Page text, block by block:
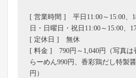
[ 営業時間 ] 平日11:00～15:00、
日・日曜日・祝日11:00～15:00、
[ 定休日 ] 無休
[ 料金 ] 790円～1,040円（写真は
らーめん990円、香彩鶏だし特製
円）